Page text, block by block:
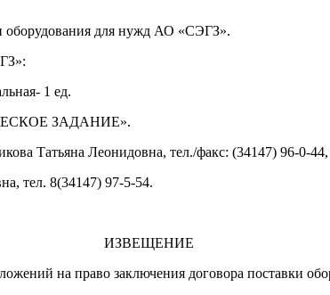
оборудования для нужд АО «СЭГЗ».
1 ед.
ЗАДАНИЕ».
Татьяна Леонидовна, тел./факс: (34147) 96-0-
тел. 8(34147) 97-5-54.
ИЗВЕЩЕНИЕ
на право заключения договора поставки